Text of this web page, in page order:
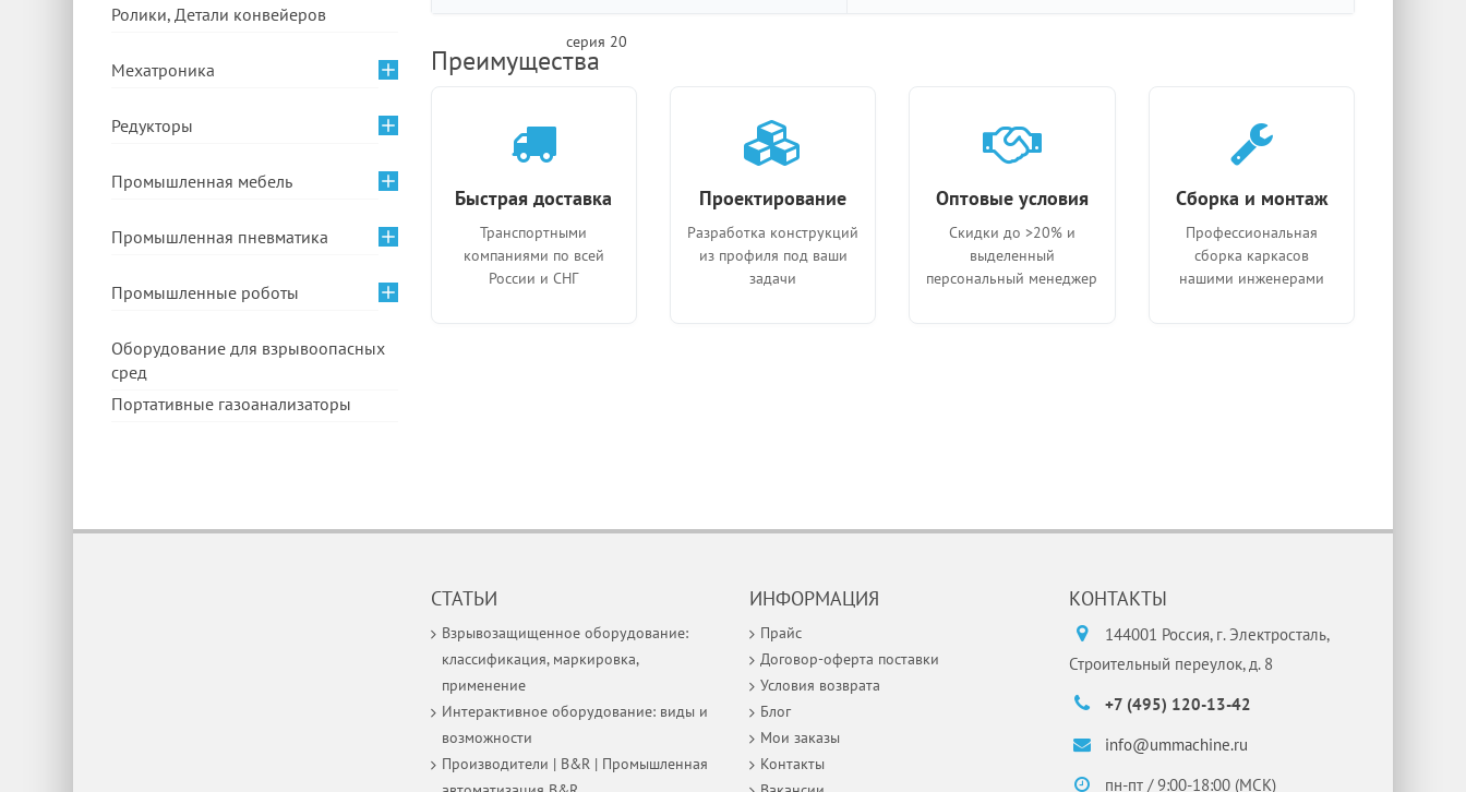
Преимущества
Быстрая доставка
Транспортными
компаниями по всей
России и СНГ
Проектирование
Разработка конструкций
из профиля под ваши
задачи
Оптовые условия
Скидки до >20% и
выделенный
персональный менеджер
Сборка и монтаж
Профессиональная
сборка каркасов
нашими инженерами
Ролики, Детали конвейеров
Мехатроника
Редукторы
Промышленная мебель
Промышленная пневматика
Промышленные роботы
Оборудование для взрывоопасных
сред
Портативные газоанализаторы
СТАТЬИ
Взрывозащищенное оборудование:
классификация, маркировка,
применение
Интерактивное оборудование: виды и
возможности
Производители | B&R | Промышленная
ИНФОРМАЦИЯ
Прайс
Договор-оферта поставки
Условия возврата
Блог
Мои заказы
Контакты
КОНТАКТЫ
144001 Россия, г. Электросталь,
Строительный переулок, д. 8
+7 (495) 120-13-42
info@ummachine.ru
пн-пт / 9:00-18:00 (МСК)